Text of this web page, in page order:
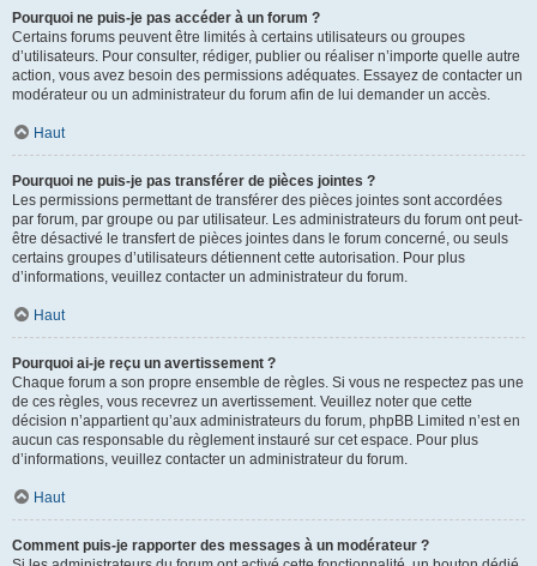
Pourquoi ne puis-je pas accéder à un forum ?
Certains forums peuvent être limités à certains utilisateurs ou groupes
d’utilisateurs. Pour consulter, rédiger, publier ou réaliser n’importe quelle autre
action, vous avez besoin des permissions adéquates. Essayez de contacter un
modérateur ou un administrateur du forum afin de lui demander un accès.
Haut
Pourquoi ne puis-je pas transférer de pièces jointes ?
Les permissions permettant de transférer des pièces jointes sont accordées
par forum, par groupe ou par utilisateur. Les administrateurs du forum ont peut-
être désactivé le transfert de pièces jointes dans le forum concerné, ou seuls
certains groupes d’utilisateurs détiennent cette autorisation. Pour plus
d’informations, veuillez contacter un administrateur du forum.
Haut
Pourquoi ai-je reçu un avertissement ?
Chaque forum a son propre ensemble de règles. Si vous ne respectez pas une
de ces règles, vous recevrez un avertissement. Veuillez noter que cette
décision n’appartient qu’aux administrateurs du forum, phpBB Limited n’est en
aucun cas responsable du règlement instauré sur cet espace. Pour plus
d’informations, veuillez contacter un administrateur du forum.
Haut
Comment puis-je rapporter des messages à un modérateur ?